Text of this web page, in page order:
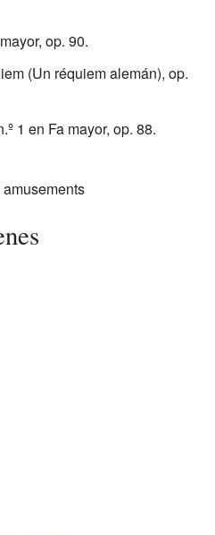
op. 90.
(Un réquiem alemán), op.
1 en Fa mayor, op. 88.